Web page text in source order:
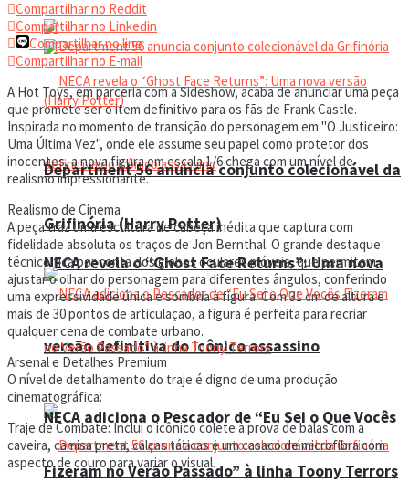
NECA revela o “Ghost Face Returns”: Uma nova
versão definitiva do icônico assassino
Department 56 anuncia conjunto colecionável da
Grifinória (Harry Potter)
NECA adiciona o Pescador de “Eu Sei o Que Vocês
Fizeram no Verão Passado” à linha Toony Terrors
Compartilhar no Reddit
Compartilhar no Linkedin
Compartilhar no line
Compartilhar no E-mail
A Hot Toys, em parceria com a Sideshow, acaba de anunciar uma peça
que promete ser o item definitivo para os fãs de Frank Castle.
Inspirada no momento de transição do personagem em "O Justiceiro:
Uma Última Vez", onde ele assume seu papel como protetor dos
inocentes, a nova figura em escala 1/6 chega com um nível de
realismo impressionante.
Realismo de Cinema
A peça traz uma escultura de cabeça inédita que captura com
fidelidade absoluta os traços de Jon Bernthal. O grande destaque
técnico fica por conta dos globos oculares móveis, que permitem
ajustar o olhar do personagem para diferentes ângulos, conferindo
uma expressividade única e sombria à figura. Com 31 cm de altura e
mais de 30 pontos de articulação, a figura é perfeita para recriar
qualquer cena de combate urbano.
Arsenal e Detalhes Premium
O nível de detalhamento do traje é digno de uma produção
cinematográfica:
Traje de Combate: Inclui o icônico colete à prova de balas com a
caveira, camisa preta, calças táticas e um casaco de microfibra com
aspecto de couro para variar o visual.